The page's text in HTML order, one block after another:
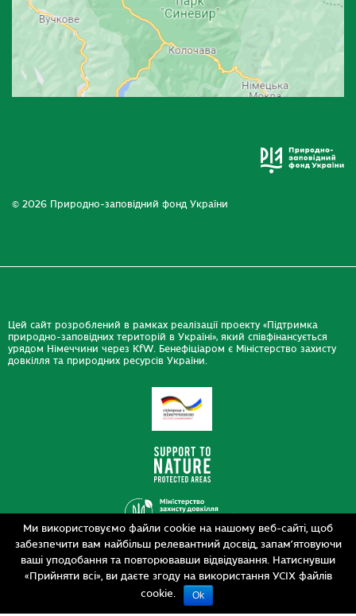
Ми використовуємо файли cookie на нашому веб-сайті, щоб
забезпечити вам найбільш релевантний досвід, запам’ятовуючи
ваші уподобання та повторювавши відвідування. Натиснувши
«Прийняти всі», ви даєте згоду на використання УСІХ файлів
cookie.
Ok
© 2026 Природно-заповідний фонд України
Цей сайт розроблений в рамках реалізації проекту «Підтримка
природно-заповідних територій в Україні», який співфінансується
урядом Німеччини через KfW. Бенефіціаром є Міністерство захисту
довкілля та природних ресурсів України.
Дизайн
Розробка
siteGist